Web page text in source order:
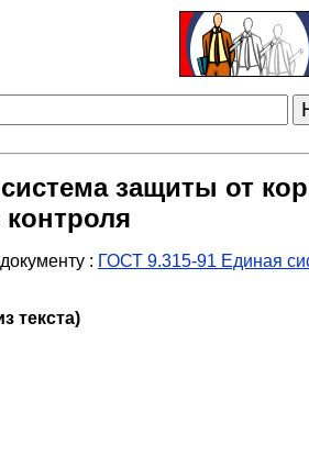
защиты от
: ГОСТ 9.315-91 Единая
текста)